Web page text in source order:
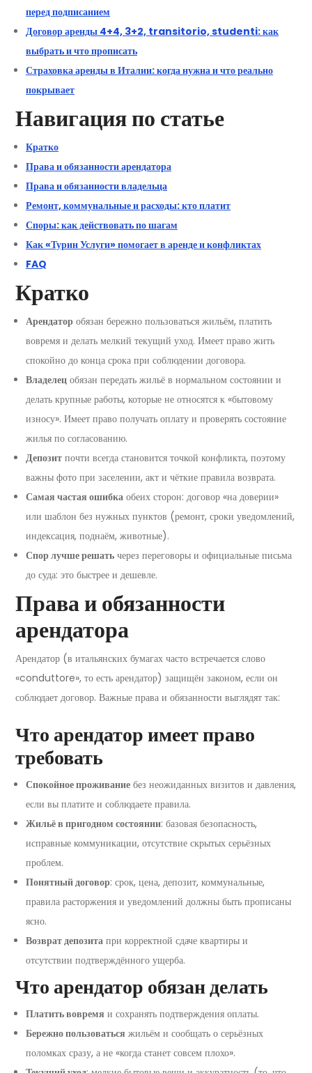
перед подписанием
Договор аренды 4+4, 3+2, transitorio, studenti: как
выбрать и что прописать
Страховка аренды в Италии: когда нужна и что реально
покрывает
Навигация по статье
Кратко
Права и обязанности арендатора
Права и обязанности владельца
Ремонт, коммунальные и расходы: кто платит
Споры: как действовать по шагам
Как «Турин Услуги» помогает в аренде и конфликтах
FAQ
Кратко
Арендатор обязан бережно пользоваться жильём, платить
вовремя и делать мелкий текущий уход. Имеет право жить
спокойно до конца срока при соблюдении договора.
Владелец обязан передать жильё в нормальном состоянии и
делать крупные работы, которые не относятся к «бытовому
износу». Имеет право получать оплату и проверять состояние
жилья по согласованию.
Депозит почти всегда становится точкой конфликта, поэтому
важны фото при заселении, акт и чёткие правила возврата.
Самая частая ошибка обеих сторон: договор «на доверии»
или шаблон без нужных пунктов (ремонт, сроки уведомлений,
индексация, поднаём, животные).
Спор лучше решать через переговоры и официальные письма
до суда: это быстрее и дешевле.
Права и обязанности
арендатора
Арендатор (в итальянских бумагах часто встречается слово
«conduttore», то есть арендатор) защищён законом, если он
соблюдает договор. Важные права и обязанности выглядят так:
Что арендатор имеет право
требовать
Спокойное проживание без неожиданных визитов и давления,
если вы платите и соблюдаете правила.
Жильё в пригодном состоянии: базовая безопасность,
исправные коммуникации, отсутствие скрытых серьёзных
проблем.
Понятный договор: срок, цена, депозит, коммунальные,
правила расторжения и уведомлений должны быть прописаны
ясно.
Возврат депозита при корректной сдаче квартиры и
отсутствии подтверждённого ущерба.
Что арендатор обязан делать
Платить вовремя и сохранять подтверждения оплаты.
Бережно пользоваться жильём и сообщать о серьёзных
поломках сразу, а не «когда станет совсем плохо».